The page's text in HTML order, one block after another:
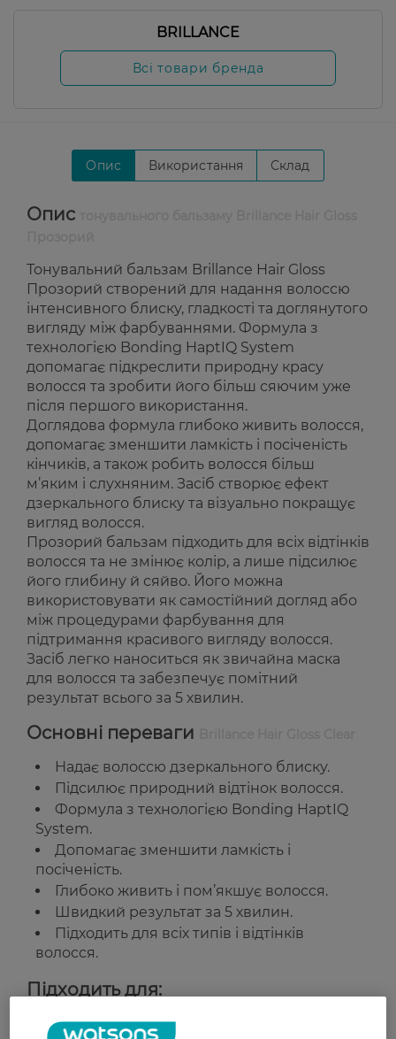
BRILLANCE
Всі товари бренда
Опис Використання Склад
Опис
Тонувальний бальзам Brillance Hair Gloss
Прозорий створений для надання волоссю
інтенсивного блиску, гладкості та доглянутого
вигляду між фарбуваннями. Формула з
технологією Bonding HaptIQ System
допомагає підкреслити природну красу
волосся та зробити його більш сяючим уже
після першого використання.
Доглядова формула глибоко живить волосся,
допомагає зменшити ламкість і посіченість
кінчиків, а також робить волосся більш
м’яким і слухняним. Засіб створює ефект
дзеркального блиску та візуально покращує
вигляд волосся.
Прозорий бальзам підходить для всіх відтінків
волосся та не змінює колір, а лише підсилює
його глибину й сяйво. Його можна
використовувати як самостійний догляд або
між процедурами фарбування для
підтримання красивого вигляду волосся.
Засіб легко наноситься як звичайна маска
для волосся та забезпечує помітний
результат всього за 5 хвилин.
Основні переваги
Надає волоссю дзеркального блиску.
Підсилює природний відтінок волосся.
Формула з технологією Bonding HaptIQ
System.
Допомагає зменшити ламкість і
посіченість.
Глибоко живить і пом’якшує волосся.
Швидкий результат за 5 хвилин.
Підходить для всіх типів і відтінків
волосся.
Підходить для:
Усіх типів і відтінків волосся.